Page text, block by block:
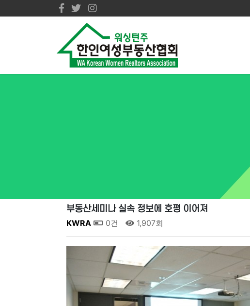
부동산세미나 실속 정보에 호평 이어져
KWRA 0건 1,907회